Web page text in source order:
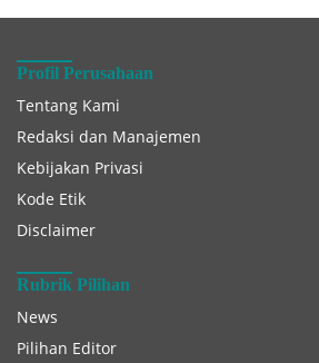
Profil Perusahaan
Tentang Kami
Redaksi dan Manajemen
Kebijakan Privasi
Kode Etik
Disclaimer
Rubrik Pilihan
News
Pilihan Editor